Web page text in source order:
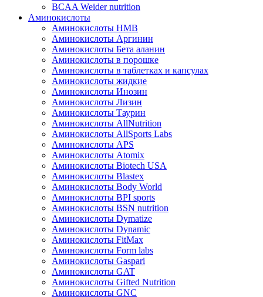
BCAA Weider nutrition
Аминокислоты
Аминокислоты HMB
Аминокислоты Аргинин
Аминокислоты Бета аланин
Аминокислоты в порошке
Аминокислоты в таблетках и капсулах
Аминокислоты жидкие
Аминокислоты Инозин
Аминокислоты Лизин
Аминокислоты Таурин
Аминокислоты AllNutrition
Аминокислоты AllSports Labs
Аминокислоты APS
Аминокислоты Atomix
Аминокислоты Biotech USA
Аминокислоты Blastex
Аминокислоты Body World
Аминокислоты BPI sports
Аминокислоты BSN nutrition
Аминокислоты Dymatize
Аминокислоты Dynamic
Аминокислоты FitMax
Аминокислоты Form labs
Аминокислоты Gaspari
Аминокислоты GAT
Аминокислоты Gifted Nutrition
Аминокислоты GNC